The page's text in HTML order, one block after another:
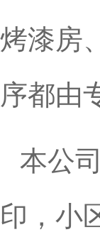
烤漆房
序都由
本公
印，小